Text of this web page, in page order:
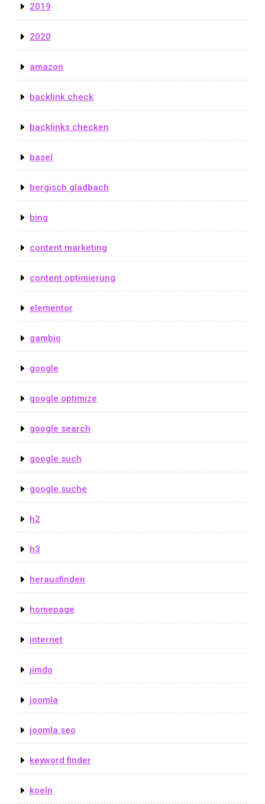
2019
2020
amazon
backlink check
backlinks checken
basel
bergisch gladbach
bing
content marketing
content optimierung
elementor
gambio
google
google optimize
google search
google such
google suche
h2
h3
herausfinden
homepage
internet
jimdo
joomla
joomla seo
keyword finder
koeln